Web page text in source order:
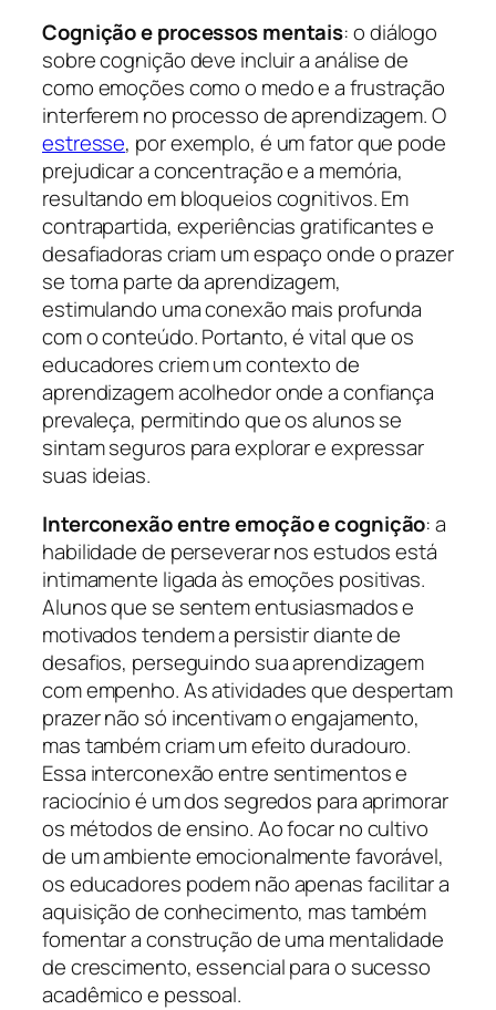
Cognição e processos mentais: o diálogo
sobre cognição deve incluir a análise de
como emoções como o medo e a frustração
interferem no processo de aprendizagem. O
estresse, por exemplo, é um fator que pode
prejudicar a concentração e a memória,
resultando em bloqueios cognitivos. Em
contrapartida, experiências gratificantes e
desafiadoras criam um espaço onde o prazer
se torna parte da aprendizagem,
estimulando uma conexão mais profunda
com o conteúdo. Portanto, é vital que os
educadores criem um contexto de
aprendizagem acolhedor onde a confiança
prevaleça, permitindo que os alunos se
sintam seguros para explorar e expressar
suas ideias.
Interconexão entre emoção e cognição: a
habilidade de perseverar nos estudos está
intimamente ligada às emoções positivas.
Alunos que se sentem entusiasmados e
motivados tendem a persistir diante de
desafios, perseguindo sua aprendizagem
com empenho. As atividades que despertam
prazer não só incentivam o engajamento,
mas também criam um efeito duradouro.
Essa interconexão entre sentimentos e
raciocínio é um dos segredos para aprimorar
os métodos de ensino. Ao focar no cultivo
de um ambiente emocionalmente favorável,
os educadores podem não apenas facilitar a
aquisição de conhecimento, mas também
fomentar a construção de uma mentalidade
de crescimento, essencial para o sucesso
acadêmico e pessoal.